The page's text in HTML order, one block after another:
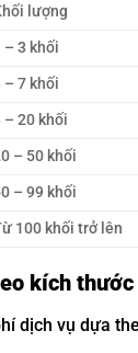
lượng
– 3 khối
– 7 khối
– 20 khối
– 50 khối
– 99 khối
100 khối trở lên
kích thước
dịch vụ dựa